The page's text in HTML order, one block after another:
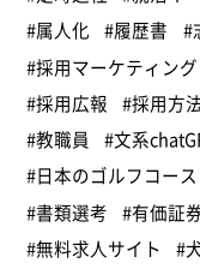
#属人化
#履歴書 #
#採用マーケティング
#採用広報
#採用方
#教職員
#文系
#日本のゴルフコース
#書類選考
#有価証
#無料求人サイト
#